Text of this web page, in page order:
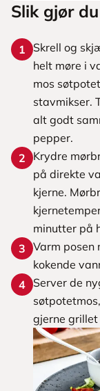
Slik gjør du
1
Skrell og
helt møre i
mos
stavmikser.
alt godt
pepper.
2
Krydre
på direkte
kjerne.
minutter på
3 Varm posen
kokende
4 Server de
gjerne grillet